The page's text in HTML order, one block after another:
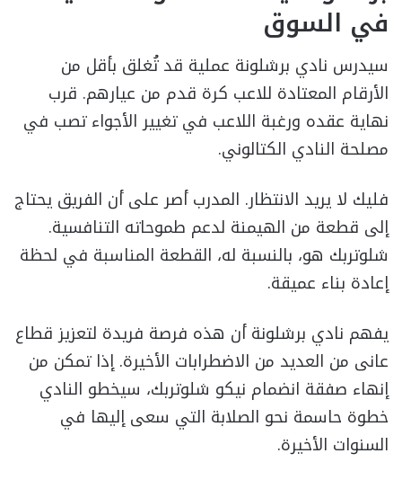
في السوق
سيدرس نادي برشلونة عملية قد تُغلق بأقل من
الأرقام المعتادة للاعب كرة قدم من عيارهم. قرب
نهاية عقده ورغبة اللاعب في تغيير الأجواء تصب في
مصلحة النادي الكتالوني.
فليك لا يريد الانتظار. المدرب أصر على أن الفريق يحتاج
إلى قطعة من الهيمنة لدعم طموحاته التنافسية.
شلوتربك هو، بالنسبة له، القطعة المناسبة في لحظة
إعادة بناء عميقة.
يفهم نادي برشلونة أن هذه فرصة فريدة لتعزيز قطاع
عانى من العديد من الاضطرابات الأخيرة. إذا تمكن من
إنهاء صفقة انضمام نيكو شلوتربك، سيخطو النادي
خطوة حاسمة نحو الصلابة التي سعى إليها في
السنوات الأخيرة.